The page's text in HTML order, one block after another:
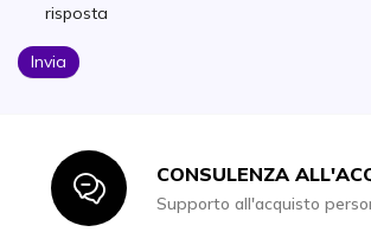
risposta
Invia
IconCONSULENZA
Supporto all'acquisto